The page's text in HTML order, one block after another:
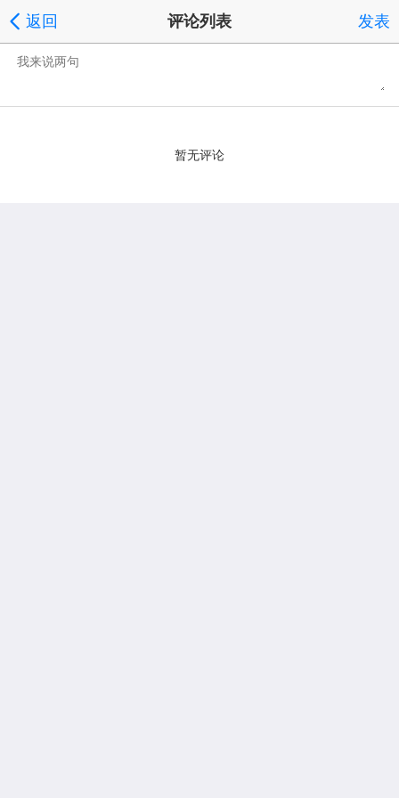
返回 评论列表 发表
暂无评论